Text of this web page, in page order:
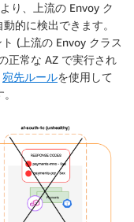
り、上流の Envoy ク
的に検出できます。
(上流の Envoy クラス
正常な AZ で実行され
宛先ルールを使用して